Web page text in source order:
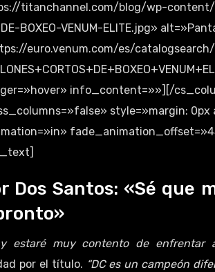
titanchannel.com/blog/wp-content/
DE-BOXEO-VENUM-ELITE.jpg»
euro.venum.com/es/
info_content=»»][/
style=»margin:
Dos Santos: «Sé que
y estaré muy contento de enfrentar
por el título. “DC es un campeón